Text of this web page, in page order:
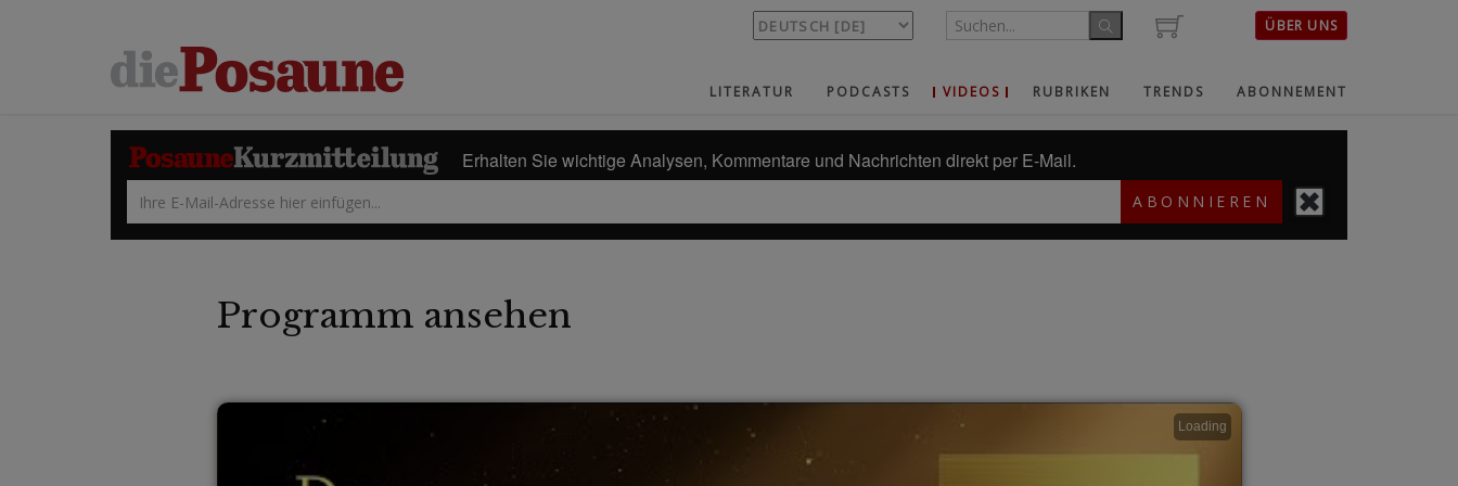
ÜBER UNS
LITERATUR PODCASTS VIDEOS RUBRIKEN TRENDS ABONNEMENT
Erhalten Sie wichtige Analysen, Kommentare und Nachrichten direkt per E-Mail.
ABONNIEREN
Programm ansehen
Loading